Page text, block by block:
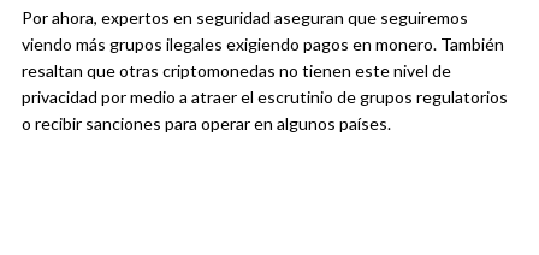
Por ahora, expertos en seguridad aseguran que seguiremos
viendo más grupos ilegales exigiendo pagos en monero. También
resaltan que otras criptomonedas no tienen este nivel de
privacidad por medio a atraer el escrutinio de grupos regulatorios
o recibir sanciones para operar en algunos países.